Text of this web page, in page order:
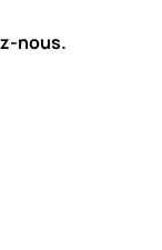
nous.